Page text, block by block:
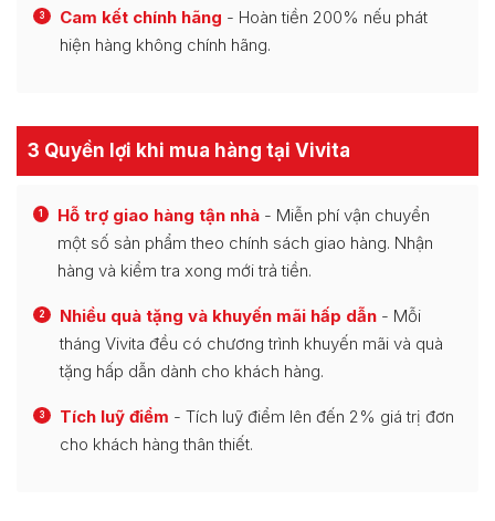
3 Cam kết chính hãng - Hoàn tiền 200% nếu phát
hiện hàng không chính hãng.
3 Quyền lợi khi mua hàng tại Vivita
1 Hỗ trợ giao hàng tận nhà - Miễn phí vận chuyển
một số sản phẩm theo chính sách giao hàng. Nhận
hàng và kiểm tra xong mới trả tiền.
2 Nhiều quà tặng và khuyến mãi hấp dẫn - Mỗi
tháng Vivita đều có chương trình khuyến mãi và quà
tặng hấp dẫn dành cho khách hàng.
3 Tích luỹ điểm - Tích luỹ điểm lên đến 2% giá trị đơn
cho khách hàng thân thiết.